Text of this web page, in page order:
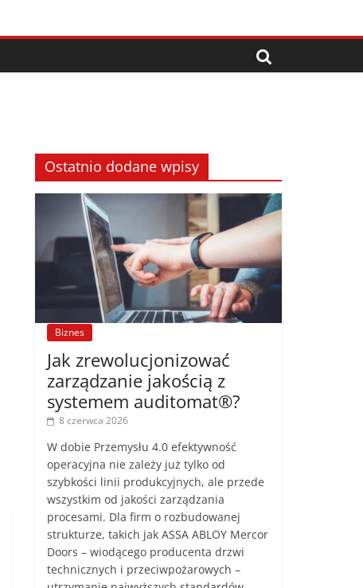
Ostatnio dodane wpisy
Biznes
Jak zrewolucjonizować
zarządzanie jakością z
systemem auditomat®?
8 czerwca 2026
W dobie Przemysłu 4.0 efektywność
operacyjna nie zależy już tylko od
szybkości linii produkcyjnych, ale przede
wszystkim od jakości zarządzania
procesami. Dla firm o rozbudowanej
strukturze, takich jak ASSA ABLOY Mercor
Doors – wiodącego producenta drzwi
technicznych i przeciwpożarowych –